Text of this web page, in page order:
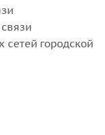
сетей городской